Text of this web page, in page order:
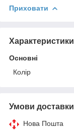
Приховати
Характеристики
Основні
Колір
Умови доставки
Нова Пошта